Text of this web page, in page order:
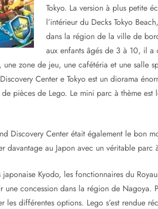
Tokyo. La version à plus petite
l’intérieur du Decks Tokyo
dans la région de la ville de
aux enfants âgés de 3 à 10, il a
zone de jeu, une cafétéria et une salle
Center e Tokyo est un diorama
pièces de Lego. Le mini parc à thème est
Discovery Center était également le bon
davantage au Japon avec un véritable parc
japonaise Kyodo, les fonctionnaires du
concession dans la région de Nagoya.
les différentes options. Lego s’est rendue